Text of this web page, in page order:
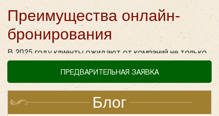
ПРЕДВАРИТЕЛЬНАЯ ЗАЯВКА
Блог
стало проще. В деловом сезоне 2025 года одной из
главных тенденций стало быстрое бронирование через
сайты и мобильные версии. Этот тренд задаёт новый
уровень удобства как для корпоративных клиентов,
так и для частных заказчиков.
Как изменился процесс
бронирования
Преимущества онлайн-
бронирования
В 2025 году клиенты ожидают от компаний не только
Онлайн-бронирование даёт сразу несколько
преимуществ: